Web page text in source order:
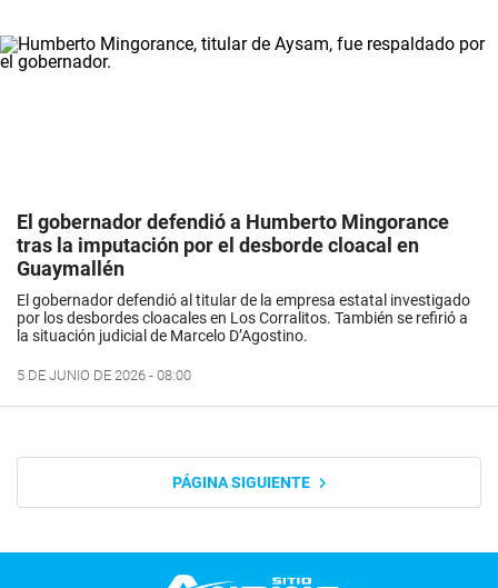
El gobernador defendió a Humberto Mingorance
tras la imputación por el desborde cloacal en
Guaymallén
El gobernador defendió al titular de la empresa estatal investigado
por los desbordes cloacales en Los Corralitos. También se refirió a
la situación judicial de Marcelo D’Agostino.
5 DE JUNIO DE 2026 - 08:00
PÁGINA SIGUIENTE